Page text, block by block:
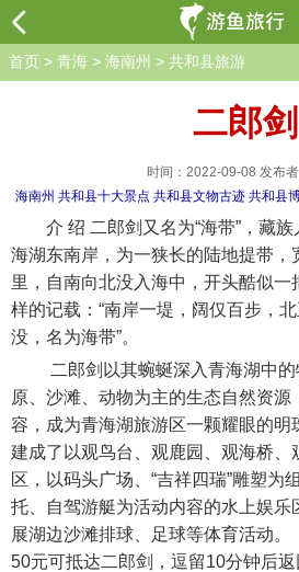
首页 > 青海 > 海南州 > 共和县旅游
二郎剑
时间：2022-09-08 发布
海南州 共和县十大景点 共和县文物古迹 共和县
介 绍 二郎剑又名为“海带”，藏族
海湖东南岸，为一狭长的陆地提带，
里，自南向北没入海中，开头酷似一
样的记载：“南岸一堤，阔仅百步，
没，名为海带”。
二郎剑以其蜿蜒深入青海湖中的
原、沙滩、动物为主的生态自然资源
容，成为青海湖旅游区一颗耀眼的明
建成了以观鸟台、观鹿园、观海桥、
区，以码头广场、“吉祥四瑞”雕塑为
托、自驾游艇为活动内容的水上娱乐
展湖边沙滩排球、足球等体育活动
50元可抵达二郎剑，逗留10分钟后返